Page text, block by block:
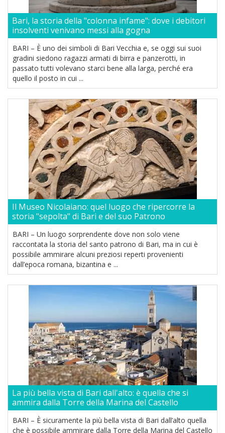
Bari, la storia della "colonna infame": dove i debitori
insolventi venivano messi alla gogna
BARI – È uno dei simboli di Bari Vecchia e, se oggi sui suoi
gradini siedono ragazzi armati di birra e panzerotti, in
passato tutti volevano starci bene alla larga, perché era
quello il posto in cui ...
Il Museo Nicolaiano: quel luogo che ripercorre la
storia "sepolta" di Bari e del suo Patrono
BARI – Un luogo sorprendente dove non solo viene
raccontata la storia del santo patrono di Bari, ma in cui è
possibile ammirare alcuni preziosi reperti provenienti
dall’epoca romana, bizantina e ...
La più bella vista di Bari dall'alto: è quella che si
ammira dalla Torre della Marina del Castello
BARI – È sicuramente la più bella vista di Bari dall’alto quella
che è possibile ammirare dalla Torre della Marina del Castello